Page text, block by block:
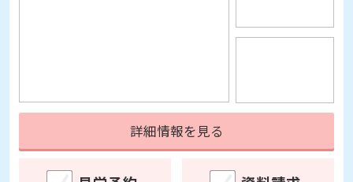
見学予約